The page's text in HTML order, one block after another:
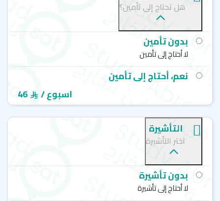
هل تحتاج إلى تأمين؟
بدون تأمين
لا أحتاج إلى تأمين
نعم، أحتاج إلى تأمين
46
/ اسبوع
التأشيرة
اختر التأشيرة
بدون تأشيرة
لا أحتاج إلى تأشيرة